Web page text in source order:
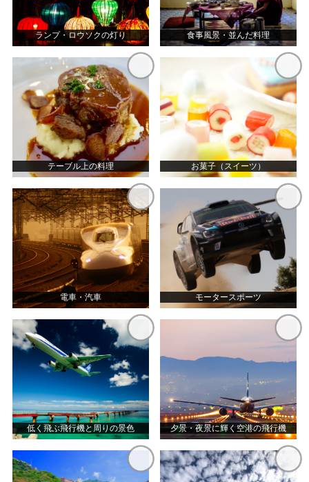
ランプ・ロウソクの灯り 食事風景・並んだ料理
テーブル上の料理 お菓子（スイーツ）
電車・汽車 モータースポーツ
低く飛ぶ飛行機と周りの景色 夕景・夜景に輝く空港の飛行機